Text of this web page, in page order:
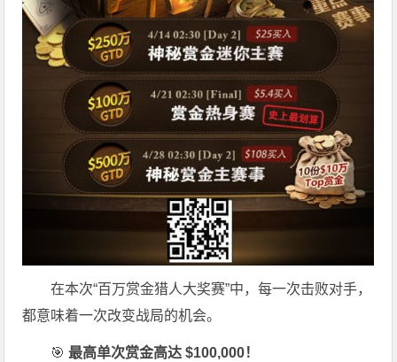
在本次“百万赏金猎人大奖赛”中，每一次击败对手，
都意味着一次改变战局的机会。
🎯最高单次赏金高达 $100,000！